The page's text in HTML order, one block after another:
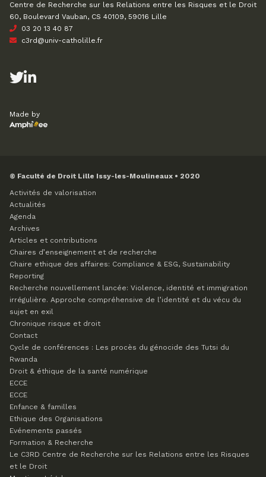
Centre de Recherche sur les Relations entre les Risques et le Droit
60, Boulevard Vauban, CS 40109, 59016 Lille
03 20 13 40 87
c3rd@univ-catholille.fr
Made by
© Faculté de Droit Lille Issy-les-Moulineaux • 2020
Activités de valorisation
Actualités
Agenda
Archives
Articles et contributions
Chaires d’enseignement et de recherche
Chaire ethique des affaires: Compliance & ESG, Sustainability
Reporting
Recherche nouvellement lancée: Violence, identité et immigration
irrégulière. Approche compréhensive de l’identité et du vécu du
sujet en exil
Chronique risque et droit
Contact
Cycle de conférences : Les procès du génocide des Tutsi du
Rwanda
Droit & éthique de la santé numérique
ECCE
ECCE
Enfance & familles
Ethique des Organisations
Evénements passés
Formation & Recherche
Le C3RD Centre de Recherche sur les Relations entre les Risques
et le Droit